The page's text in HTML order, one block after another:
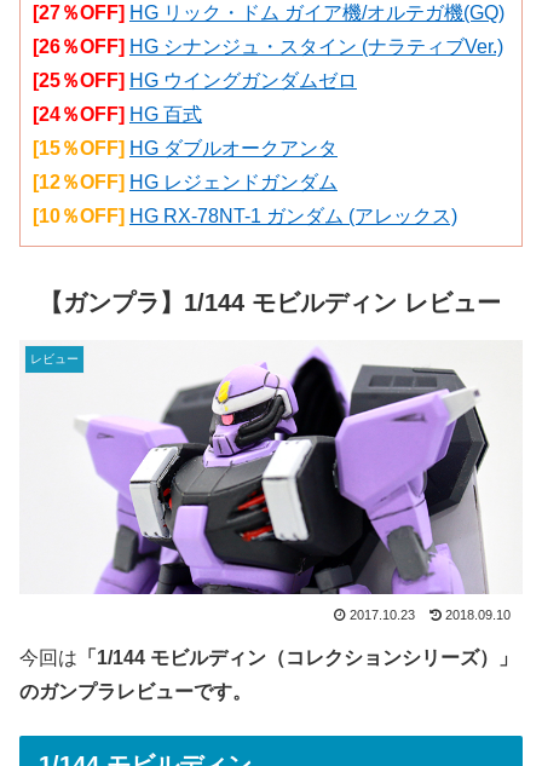
[27％OFF] HG リック・ドム ガイア機/オルテガ機(GQ)
[26％OFF] HG シナンジュ・スタイン (ナラティブVer.)
[25％OFF] HG ウイングガンダムゼロ
[24％OFF] HG 百式
[15％OFF] HG ダブルオークアンタ
[12％OFF] HG レジェンドガンダム
[10％OFF] HG RX-78NT-1 ガンダム (アレックス)
【ガンプラ】1/144 モビルディン レビュー
レビュー
2017.10.23 2018.09.10
今回は 「1/144 モビルディン（コレクションシリーズ）」
のガンプラレビューです。